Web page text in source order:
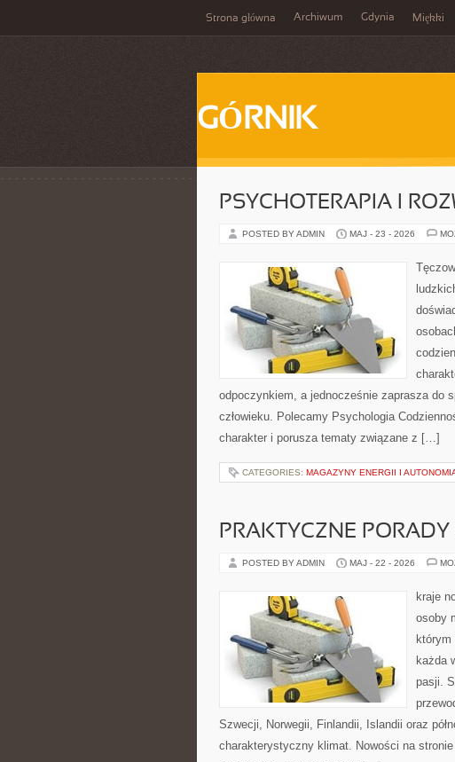
Strona główna Archiwum Gdynia Miękki
GÓRNIK
PSYCHOTERAPIA I
POSTED BY ADMIN MAJ - 23 - 2026
odpoczynkiem, a jednocześnie zaprasza do
człowieku. Polecamy Psychologia
charakter i porusza tematy związane z […]
CATEGORIES: MAGAZYNY ENERGII I
PRAKTYCZNE
POSTED BY ADMIN MAJ - 22 - 2026
kraje
osoby
każda
pasji.
Szwecji, Norwegii, Finlandii, Islandii oraz
charakterystyczny klimat. Nowości na